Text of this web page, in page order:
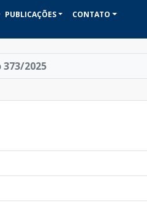
PUBLICAÇÕES CONTATO
2025